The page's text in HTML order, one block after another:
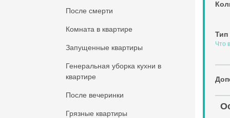
После смерти
Комната в квартире
Запущенные квартиры
Генеральная уборка кухни в
квартире
После вечеринки
Грязные квартиры
Тип
Что